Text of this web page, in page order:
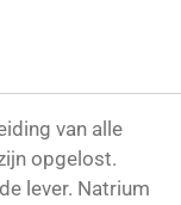
van alle
opgelost.
lever. Natrium